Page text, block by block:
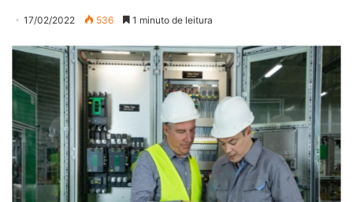
17/02/2022 536 1 minuto de leitura